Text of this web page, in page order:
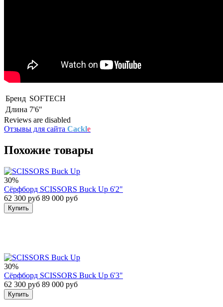
Бренд SOFTECH
Длина 7'6"
Reviews are disabled
Отзывы для сайта Cackle
Похожие товары
30%
Сёрфборд SCISSORS Buck Up 6'2"
62 300 руб 89 000 руб
Купить
30%
Сёрфборд SCISSORS Buck Up 6'3"
62 300 руб 89 000 руб
Купить